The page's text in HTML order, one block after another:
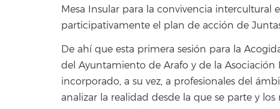
Mesa Insular para la convivencia intercultural
participativamente el plan de acción de
De ahí que esta primera sesión para la
del Ayuntamiento de Arafo y de la Asociación
incorporado, a su vez, a profesionales del
analizar la realidad desde la que se parte y